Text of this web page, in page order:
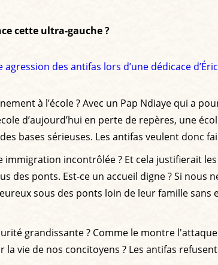
cette ultra-gauche ?
agression des antifas lors d’une dédicace
à l’école ? Avec un Pap Ndiaye qui a
d’aujourd’hui en perte de repères, une
bases sérieuses. Les antifas veulent
immigration incontrôlée ? Et cela justifierait
des ponts. Est-ce un accueil digne ? Si
sous des ponts loin de leur famille
grandissante ? Comme le montre
vie de nos concitoyens ? Les antifas